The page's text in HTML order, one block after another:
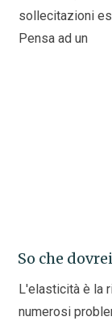
sollecitazioni
Pensa ad un
So che
L'elasticità è la
numerosi